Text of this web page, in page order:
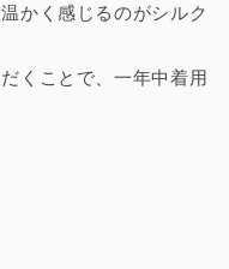
かく感じるのがシルク
くことで、一年中着用